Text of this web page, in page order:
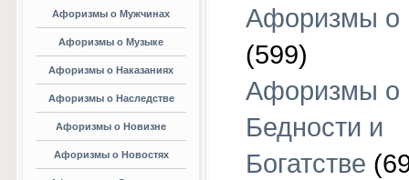
Афоризмы о Мужчинах
Афоризмы о Музыке
Афоризмы о Наказаниях
Афоризмы о Наследстве
Афоризмы о Новизне
Афоризмы о Новостях
Афоризмы о
(599)
Афоризмы о
Бедности и
Богатстве